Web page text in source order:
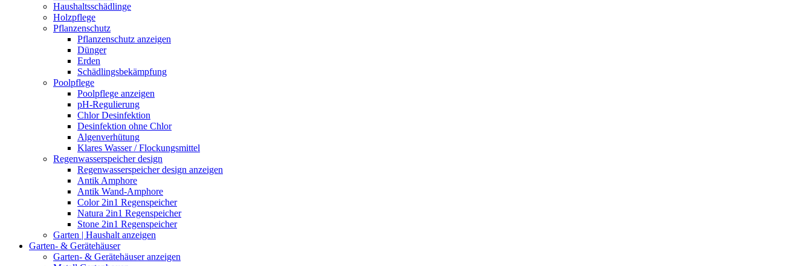
Haushaltsschädlinge
Holzpflege
Pflanzenschutz
Pflanzenschutz anzeigen
Dünger
Erden
Schädlingsbekämpfung
Poolpflege
Poolpflege anzeigen
pH-Regulierung
Chlor Desinfektion
Desinfektion ohne Chlor
Algenverhütung
Klares Wasser / Flockungsmittel
Regenwasserspeicher design
Regenwasserspeicher design anzeigen
Antik Amphore
Antik Wand-Amphore
Color 2in1 Regenspeicher
Natura 2in1 Regenspeicher
Stone 2in1 Regenspeicher
Garten | Haushalt anzeigen
Garten- & Gerätehäuser
Garten- & Gerätehäuser anzeigen